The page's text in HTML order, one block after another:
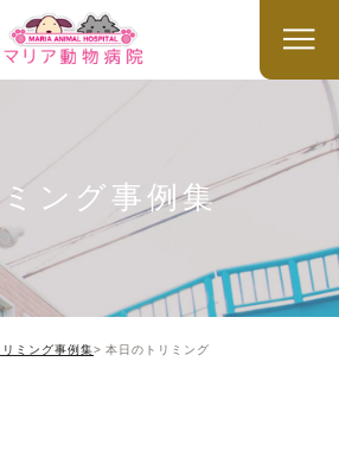
ミング事例集
リミング事例集 本日のトリミング